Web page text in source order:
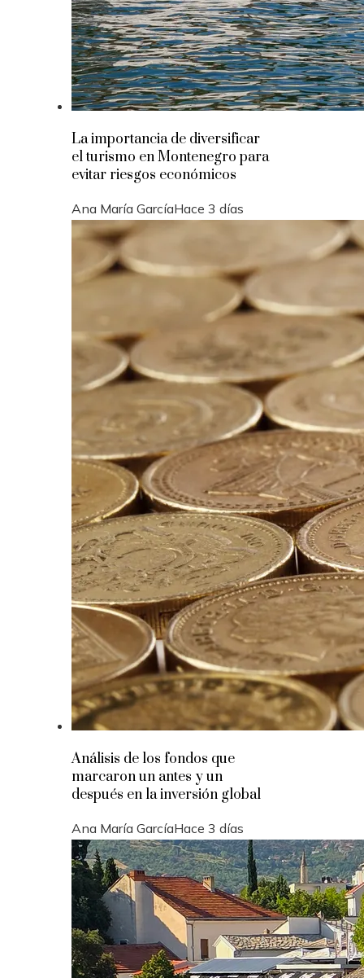
La importancia de diversificar
el turismo en Montenegro para
evitar riesgos económicos
Ana María GarcíaHace 3 días
Análisis de los fondos que
marcaron un antes y un
después en la inversión global
Ana María GarcíaHace 3 días